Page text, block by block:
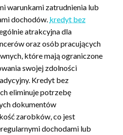
warunkami zatrudnienia lub
dochodów. kredyt bez
atrakcyjna dla
oraz osób pracujących
które mają ograniczone
swojej zdolności
Kredyt bez
eliminuje potrzebę
dokumentów
zarobków, co jest
dochodami lub